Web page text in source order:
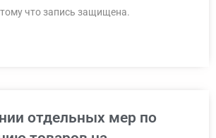
что запись защищена.
отдельных мер по